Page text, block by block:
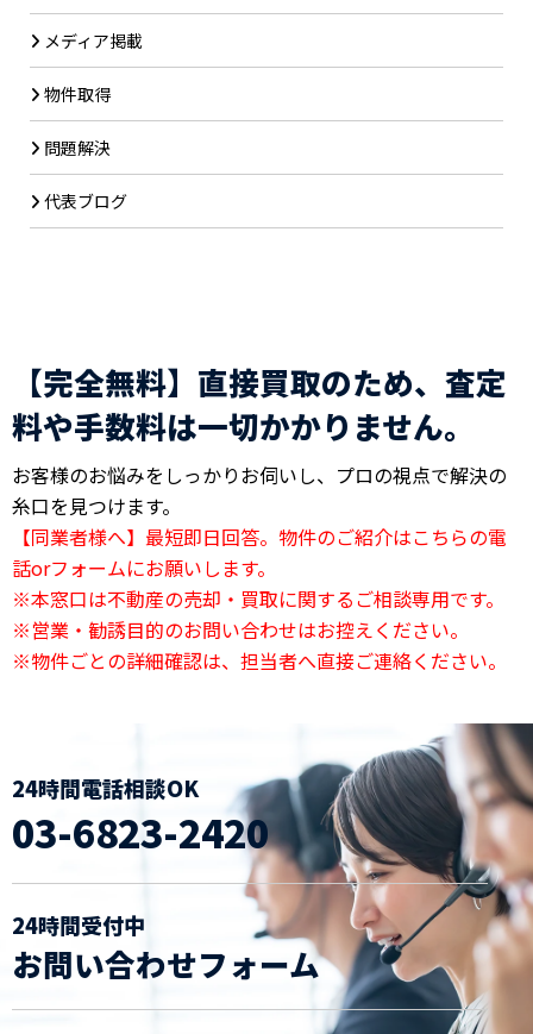
メディア掲載
物件取得
問題解決
代表ブログ
【完全無料】直接買取のため、査定
料や手数料は一切かかりません。
お客様のお悩みをしっかりお伺いし、プロの視点で解決の
糸口を見つけます。
【同業者様へ】最短即日回答。物件のご紹介はこちらの電
話orフォームにお願いします。
※本窓口は不動産の売却・買取に関するご相談専用です。
※営業・勧誘目的のお問い合わせはお控えください。
※物件ごとの詳細確認は、担当者へ直接ご連絡ください。
24時間電話相談OK
03-6823-2420
24時間受付中
お問い合わせフォーム